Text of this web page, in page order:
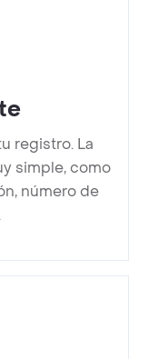
registro. La
simple, como
número de